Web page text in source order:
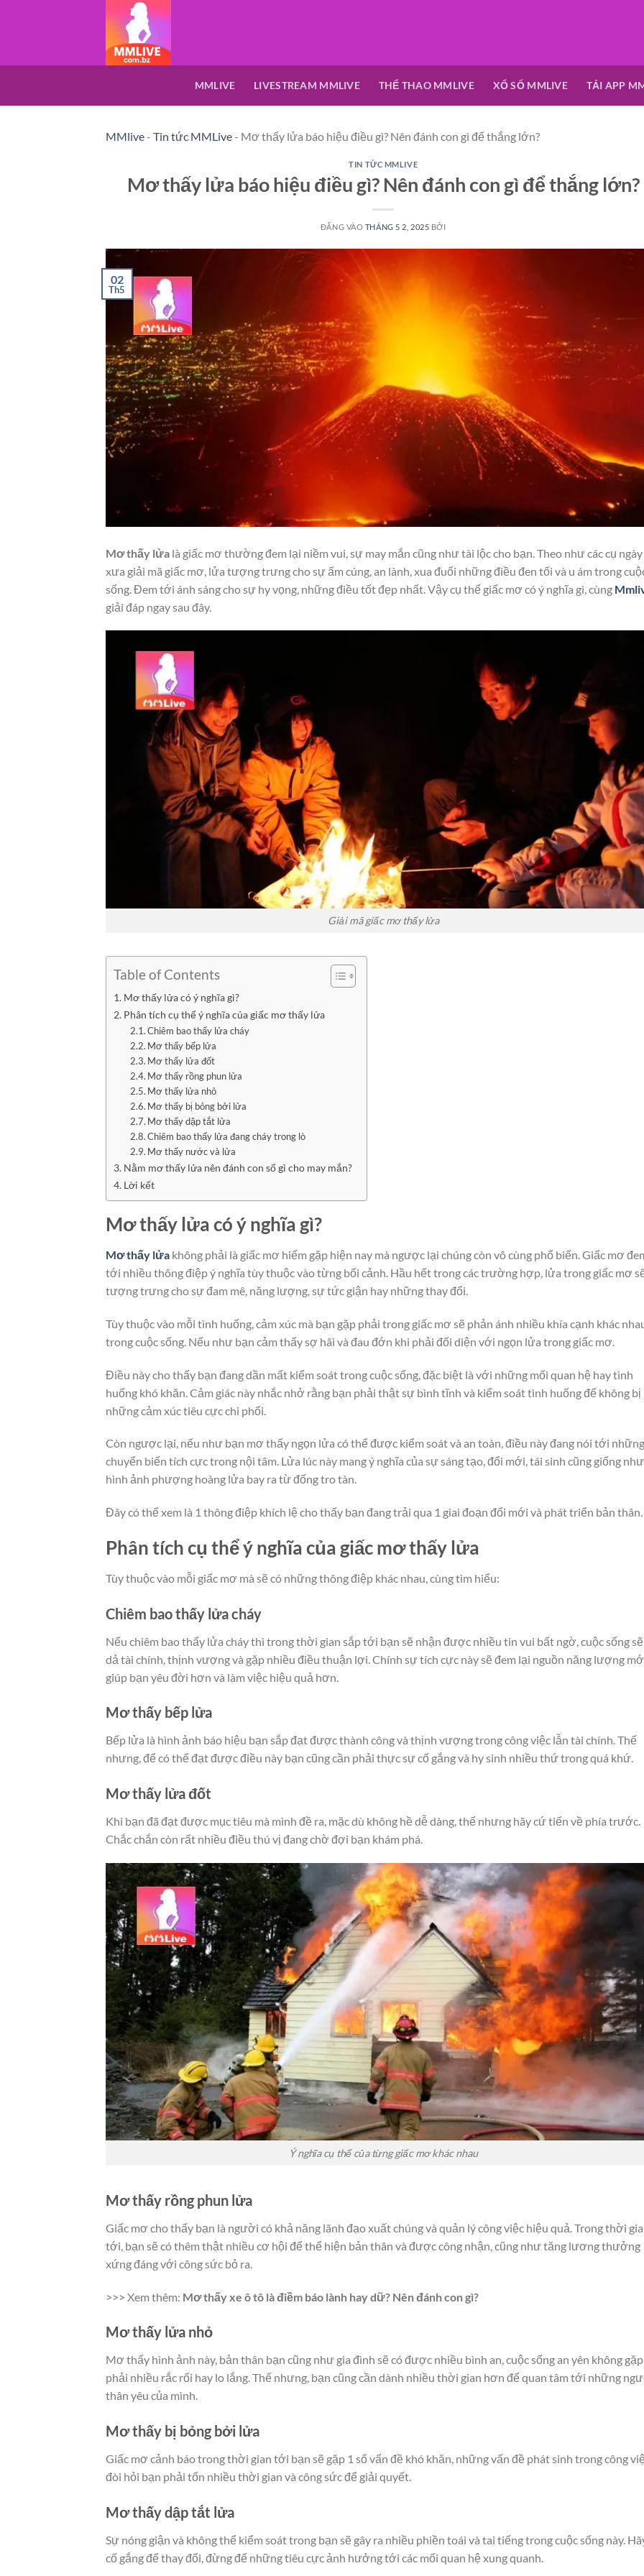
dung
MMLIVE LIVESTREAM MMLIVE THỂ THAO MMLIVE XỔ SỐ MMLIVE TẢI APP
MMlive- Tin tức MMLive- Mơ thấy lửa báo hiệu điều gì? Nên đánh con gì để thắng lớn?
TIN TỨC MMLIVE
Mơ thấy lửa báo hiệu điều gì? Nên đánh con gì để thắng lớn?
ĐĂNG VÀO THÁNG 5 2, 2025 BỞI
02
Th5
Mơ thấy lửa là giấc mơ thường đem lại niềm vui, sự may mắn cũng như tài lộc cho bạn. Theo như các cụ ngày
xưa giải mã giấc mơ, lửa tượng trưng cho sự ấm cúng, an lành, xua đuổi những điều đen tối và u ám trong
sống. Đem tới ánh sáng cho sự hy vọng, những điều tốt đẹp nhất. Vậy cụ thể giấc mơ có ý nghĩa gì, cùng
giải đáp ngay sau đây.
Giải mã giấc mơ thấy lửa
Table of Contents
Mơ thấy lửa có ý nghĩa gì?
Phân tích cụ thể ý nghĩa của giấc mơ thấy lửa
Chiêm bao thấy lửa cháy
Mơ thấy bếp lửa
Mơ thấy lửa đốt
Mơ thấy rồng phun lửa
Mơ thấy lửa nhỏ
Mơ thấy bị bỏng bởi lửa
Mơ thấy dập tắt lửa
Chiêm bao thấy lửa đang cháy trong lò
Mơ thấy nước và lửa
Nằm mơ thấy lửa nên đánh con số gì cho may mắn?
Lời kết
Mơ thấy lửa có ý nghĩa gì?
Mơ thấy lửa không phải là giấc mơ hiếm gặp hiện nay mà ngược lại chúng còn vô cùng phổ biến. Giấc mơ
tới nhiều thông điệp ý nghĩa tùy thuộc vào từng bối cảnh. Hầu hết trong các trường hợp, lửa trong giấc mơ
tượng trưng cho sự đam mê, năng lượng, sự tức giận hay những thay đổi.
Tùy thuộc vào mỗi tình huống, cảm xúc mà bạn gặp phải trong giấc mơ sẽ phản ánh nhiều khía cạnh khác
trong cuộc sống. Nếu như bạn cảm thấy sợ hãi và đau đớn khi phải đối diện với ngọn lửa trong giấc mơ.
Điều này cho thấy bạn đang dần mất kiểm soát trong cuộc sống, đặc biệt là với những mối quan hệ hay tình
huống khó khăn. Cảm giác này nhắc nhở rằng bạn phải thật sự bình tĩnh và kiểm soát tình huống để không bị
những cảm xúc tiêu cực chi phối.
Còn ngược lại, nếu như bạn mơ thấy ngọn lửa có thể được kiểm soát và an toàn, điều này đang nói tới
chuyển biến tích cực trong nội tâm. Lửa lúc này mang ý nghĩa của sự sáng tạo, đổi mới, tái sinh cũng giống như
hình ảnh phượng hoàng lửa bay ra từ đống tro tàn.
Đây có thể xem là 1 thông điệp khích lệ cho thấy bạn đang trải qua 1 giai đoạn đổi mới và phát triển bản thân.
Phân tích cụ thể ý nghĩa của giấc mơ thấy lửa
Tùy thuộc vào mỗi giấc mơ mà sẽ có những thông điệp khác nhau, cùng tìm hiểu:
Chiêm bao thấy lửa cháy
Nếu chiêm bao thấy lửa cháy thì trong thời gian sắp tới bạn sẽ nhận được nhiều tin vui bất ngờ, cuộc sống
dả tài chính, thịnh vượng và gặp nhiều điều thuận lợi. Chính sự tích cực này sẽ đem lại nguồn năng lượng
giúp bạn yêu đời hơn và làm việc hiệu quả hơn.
Mơ thấy bếp lửa
Bếp lửa là hình ảnh báo hiệu bạn sắp đạt được thành công và thịnh vượng trong công việc lẫn tài chính. Thế
nhưng, để có thể đạt được điều này bạn cũng cần phải thực sự cố gắng và hy sinh nhiều thứ trong quá khứ.
Mơ thấy lửa đốt
Khi bạn đã đạt được mục tiêu mà mình đề ra, mặc dù không hề dễ dàng, thế nhưng hãy cứ tiến về phía trước.
Chắc chắn còn rất nhiều điều thú vị đang chờ đợi bạn khám phá.
Ý nghĩa cụ thể của từng giấc mơ khác nhau
Mơ thấy rồng phun lửa
Giấc mơ cho thấy bạn là người có khả năng lãnh đạo xuất chúng và quản lý công việc hiệu quả. Trong thời
tới, bạn sẽ có thêm thật nhiều cơ hội để thể hiện bản thân và được công nhận, cũng như tăng lương thưởng
xứng đáng với công sức bỏ ra.
>>> Xem thêm: Mơ thấy xe ô tô là điềm báo lành hay dữ? Nên đánh con gì?
Mơ thấy lửa nhỏ
Mơ thấy hình ảnh này, bản thân bạn cũng như gia đình sẽ có được nhiều bình an, cuộc sống an yên không gặp
phải nhiều rắc rối hay lo lắng. Thế nhưng, bạn cũng cần dành nhiều thời gian hơn để quan tâm tới những
thân yêu của mình.
Mơ thấy bị bỏng bởi lửa
Giấc mơ cảnh báo trong thời gian tới bạn sẽ gặp 1 số vấn đề khó khăn, những vấn đề phát sinh trong công
đòi hỏi bạn phải tốn nhiều thời gian và công sức để giải quyết.
Mơ thấy dập tắt lửa
Sự nóng giận và không thể kiểm soát trong bạn sẽ gây ra nhiều phiền toái và tai tiếng trong cuộc sống này.
cố gắng để thay đổi, đừng để những tiêu cực ảnh hưởng tới các mối quan hệ xung quanh.